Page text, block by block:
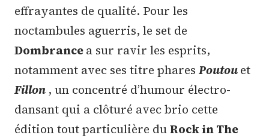
effrayantes de qualité. Pour les
noctambules aguerris, le set de
Dombrancea sur ravir les esprits,
notamment avec ses titre phares Poutouet
Fillon , un concentré d’humour électro-
dansant qui a clôturé avec brio cette
édition tout particulière duRock in The